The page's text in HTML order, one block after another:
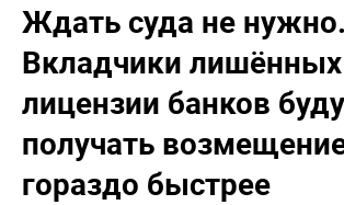
Ждать суда не нужно.
Вкладчики лишённых
лицензии банков
получать
гораздо быстрее